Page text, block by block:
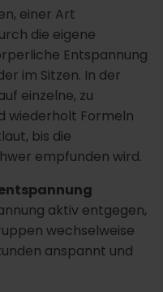
einer Art
die eigene
Entspannung
im Sitzen. In der
einzelne, zu
wiederholt Formeln
bis die
empfunden wird.
aktiv entgegen,
wechselweise
anspannt und